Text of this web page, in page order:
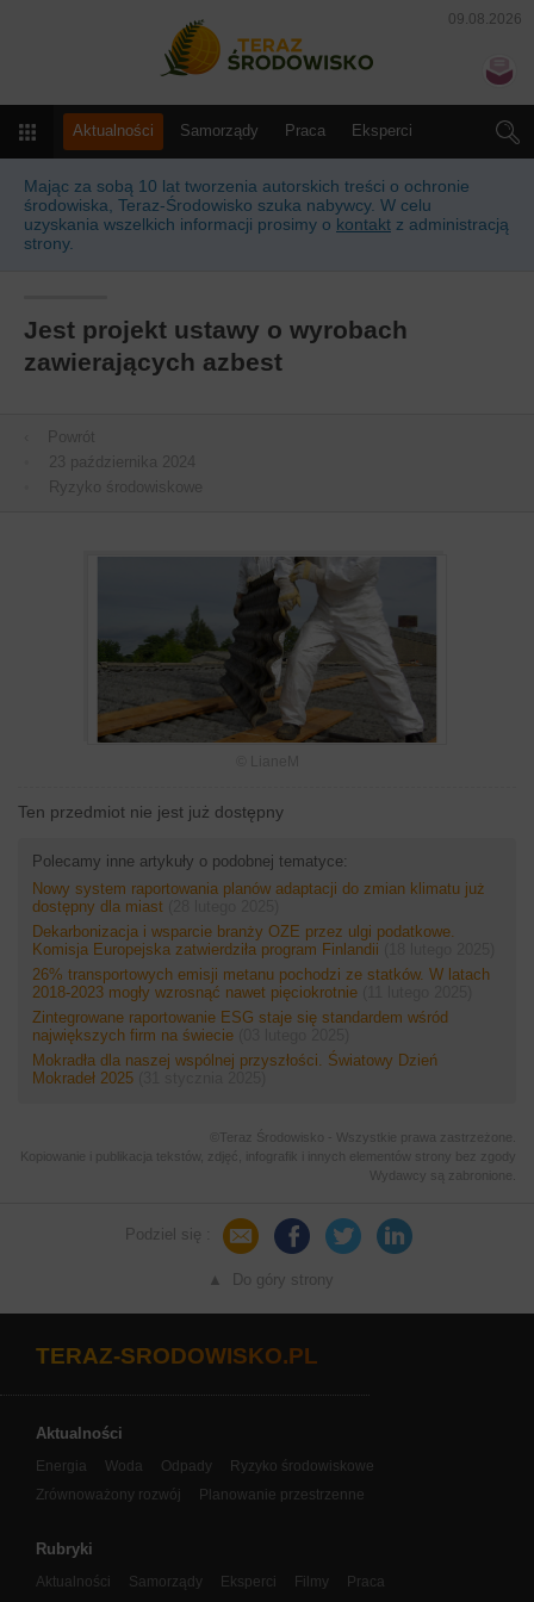
09.08.2026
Teraz Środowisko
Aktualności Samorządy Praca Eksperci
Słownik Kalendarz Prawo Produkty i usługi
Menu
Mając za sobą 10 lat tworzenia autorskich treści o ochronie
środowiska, Teraz-Środowisko szuka nabywcy. W celu
uzyskania wszelkich informacji prosimy o kontakt z administracją
strony.
Jest projekt ustawy o wyrobach
zawierających azbest
Powrót
23 października 2024
Ryzyko środowiskowe
Ten przedmiot nie jest już dostępny
Polecamy inne artykuły o podobnej tematyce:
Nowy system raportowania planów adaptacji do zmian klimatu już
dostępny dla miast
Dekarbonizacja i wsparcie branży OZE przez ulgi podatkowe.
Komisja Europejska zatwierdziła program Finlandii
26% transportowych emisji metanu pochodzi ze statków. W latach
2018-2023 mogły wzrosnąć nawet pięciokrotnie
Zintegrowane raportowanie ESG staje się standardem wśród
największych firm na świecie
Mokradła dla naszej wspólnej przyszłości. Światowy Dzień
Mokradeł 2025
©Teraz Środowisko - Wszystkie prawa zastrzeżone.
Kopiowanie i publikacja tekstów, zdjęć, infografik i innych elementów strony bez zgody
Wydawcy są zabronione.
Podziel się :
▲ Do góry strony
TERAZ-SRODOWISKO.PL
Aktualności
Energia Woda Odpady
Ryzyko środowiskowe
Zrównoważony rozwój
Planowanie przestrzenne
Rubryki
Aktualności Samorządy Eksperci Filmy Praca